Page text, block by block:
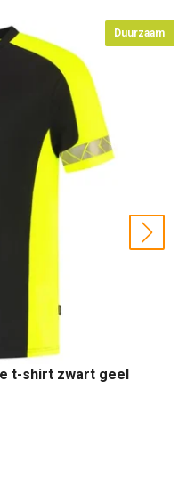
Duurzaam
t-shirt zwart geel
next